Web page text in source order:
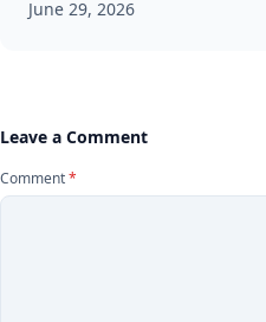
June 29, 2026
Leave a Comment
Comment*